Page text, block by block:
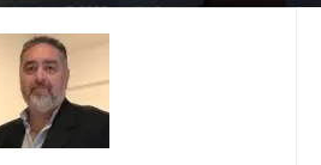
7, 2023 0